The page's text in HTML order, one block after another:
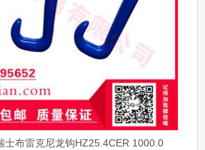
士布雷克尼龙钩HZ25.4CER 1000.0